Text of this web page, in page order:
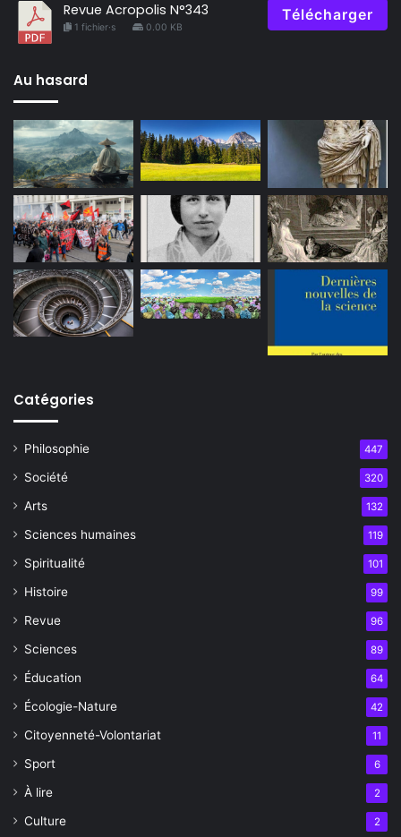
Revue Acropolis N°343
1 fichier·s 0.00 KB
Télécharger
Au hasard
Catégories
Philosophie 447
Société 320
Arts 132
Sciences humaines 119
Spiritualité 101
Histoire 99
Revue 96
Sciences 89
Éducation 64
Écologie-Nature 42
Citoyenneté-Volontariat 11
Sport 6
À lire 2
Culture 2